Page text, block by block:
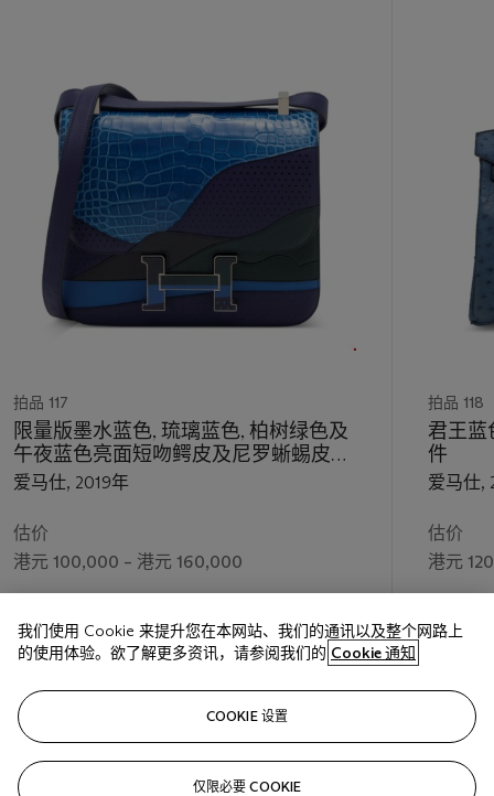
拍品 117
限量版墨水蓝色, 琉璃蓝色, 柏树绿色及
午夜蓝色亮面短吻鳄皮及尼罗蜥蜴皮
AU BOUT DU MONDE 24公分
CONSTANCE包附搪瓷配件
爱马仕, 2019年
估价
港元 100,000 – 港元 160,000
港元 177,800
拍品 118
君王蓝
件
爱马仕,
估价
港元
港元
下
我们使用 Cookie 来提升您在本网站、我们的通讯以及整个网路上
的使用体验。欲了解更多资讯，请参阅我们的 Cookie 通知
COOKIE 设置
仅限必要 COOKIE